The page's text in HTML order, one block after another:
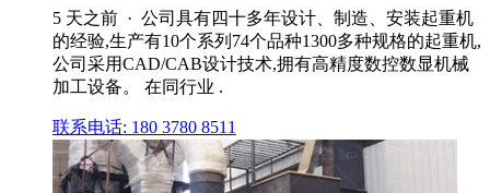
5 天之前 · 公司具有四十多年设计、制造、安装起重机
的经验,生产有10个系列74个品种1300多种规格的起重机,
公司采用CAD/CAB设计技术,拥有高精度数控数显机械
加工设备。 在同行业 .
联系电话: 180 3780 8511